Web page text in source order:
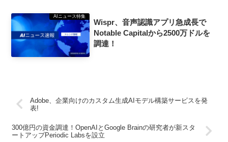
AIニュース特集
Wispr、音声認識アプリ急成長で
Notable Capitalから2500万ドルを
調達！
Adobe、企業向けのカスタム生成AIモデル構築サービスを発
表!
300億円の資金調達！OpenAIとGoogle Brainの研究者が新スタ
ートアップPeriodic Labsを設立